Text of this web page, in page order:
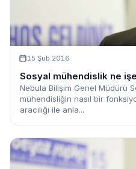
15 Şub 2016
Sosyal mühendislik ne
Nebula Bilişim Genel Müdürü
mühendisliğin nasıl bir
aracılığı ile anla...